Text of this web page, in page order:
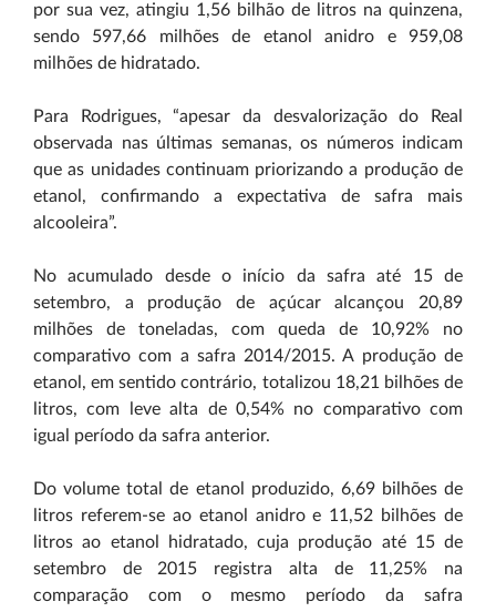
por sua vez, atingiu 1,56 bilhão de litros na quinzena,
sendo 597,66 milhões de etanol anidro e 959,08
milhões de hidratado.
Para Rodrigues, “apesar da desvalorização do Real
observada nas últimas semanas, os números indicam
que as unidades continuam priorizando a produção de
etanol, confirmando a expectativa de safra mais
alcooleira”.
No acumulado desde o início da safra até 15 de
setembro, a produção de açúcar alcançou 20,89
milhões de toneladas, com queda de 10,92% no
comparativo com a safra 2014/2015. A produção de
etanol, em sentido contrário, totalizou 18,21 bilhões de
litros, com leve alta de 0,54% no comparativo com
igual período da safra anterior.
Do volume total de etanol produzido, 6,69 bilhões de
litros referem-se ao etanol anidro e 11,52 bilhões de
litros ao etanol hidratado, cuja produção até 15 de
setembro de 2015 registra alta de 11,25% na
comparação com o mesmo período da safra